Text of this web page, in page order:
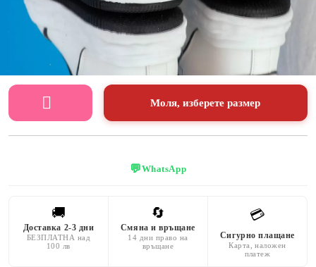
ЦВЯТ
бял
МАТЕРИАЛ
Екологична
ВИСОЧИНА
ПОДМЕТКАТА
Моля, изберете размер
💬WhatsApp
🚚
Доставка 2-3 дни
БЕЗПЛАТНА над
100 лв
🔄
Смяна и връщане
14 дни право на
връщане
💳
Сигурно плащане
Карта, наложен
платеж